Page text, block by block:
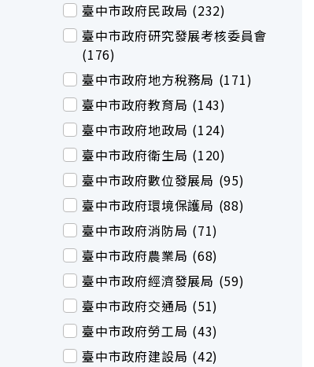
臺中市政府民政局 (232)
臺中市政府研究發展考核委員會
(176)
臺中市政府地方稅務局 (171)
臺中市政府教育局 (143)
臺中市政府地政局 (124)
臺中市政府衛生局 (120)
臺中市政府數位發展局 (95)
臺中市政府環境保護局 (88)
臺中市政府消防局 (71)
臺中市政府農業局 (68)
臺中市政府經濟發展局 (59)
臺中市政府交通局 (51)
臺中市政府勞工局 (43)
臺中市政府建設局 (42)